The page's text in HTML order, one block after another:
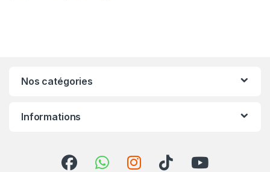
Nos catégories
Informations